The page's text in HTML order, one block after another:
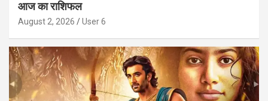
आज का राशिफल
August 2, 2026 User 6